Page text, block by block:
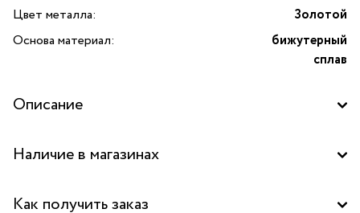
Цвет металла:
Золотой
Основа материал:
бижутерный
сплав
Описание
Коллекция «Carmen» воплощение стихийной страсти и
из качественного бижутерного сплава с изящным золотым
Наличие в магазинах
Бутик "La Nature" в ТЦ "Сокольники", Москва
Как получить заказ